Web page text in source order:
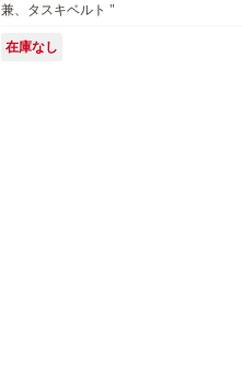
兼、タスキベルト "
在庫なし